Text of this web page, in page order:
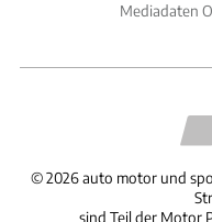
Mediadaten
©2026 auto motor und
sind Teil der Motor